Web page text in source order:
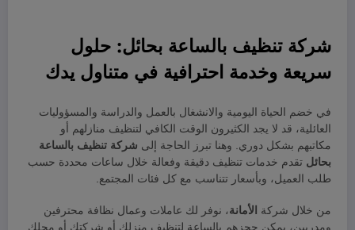
شركة تنظيف بالساعة بحائل: حلول
سريعة وخدمة احترافية في متناول يدك
في خضم الحياة اليومية والانشغال بالعمل والدراسة والمسؤوليات
العائلية، قد لا يجد الكثيرون الوقت الكافي لتنظيف منازلهم أو
مكاتبهم بشكل دوري. وهنا تبرز الحاجة إلى شركة تنظيف بالساعة
بحائل تقدم خدمات تنظيف دقيقة وفعالة خلال ساعات محددة حسب
طلب العميل، وبأسعار تتناسب مع كل فئات المجتمع.
من خلال شركة الأمانة، نوفر لك عاملات وعمال نظافة محترفين